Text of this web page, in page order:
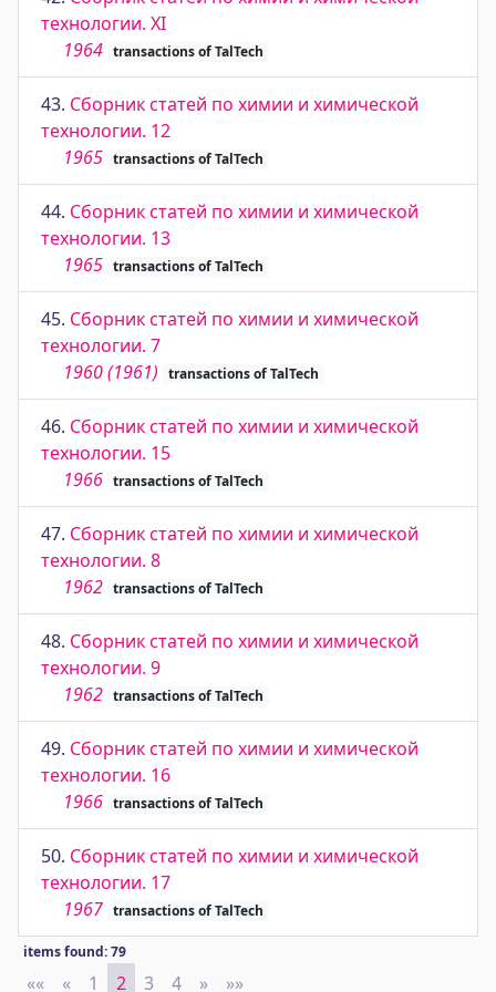
технологии. XI
1964 transactions of TalTech
43. Сборник статей по химии и химической
технологии. 12
1965 transactions of TalTech
44. Сборник статей по химии и химической
технологии. 13
1965 transactions of TalTech
45. Сборник статей по химии и химической
технологии. 7
1960 (1961) transactions of TalTech
46. Сборник статей по химии и химической
технологии. 15
1966 transactions of TalTech
47. Сборник статей по химии и химической
технологии. 8
1962 transactions of TalTech
48. Сборник статей по химии и химической
технологии. 9
1962 transactions of TalTech
49. Сборник статей по химии и химической
технологии. 16
1966 transactions of TalTech
50. Сборник статей по химии и химической
технологии. 17
1967 transactions of TalTech
items found: 79
«« First
« Previous
1 2 3 4 » Next
»»